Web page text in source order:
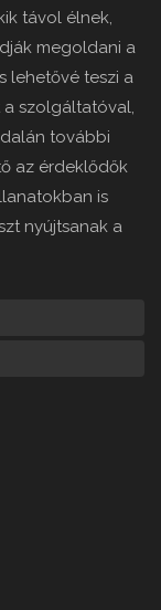
távol élnek,
megoldani a
lehetővé teszi a
szolgáltatóval,
további
az érdeklődők
is
nyújtsanak a